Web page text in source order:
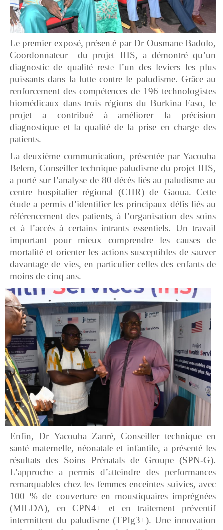
Le premier exposé, présenté par Dr Ousmane Badolo,
Coordonnateur du projet IHS, a démontré qu’un
diagnostic de qualité reste l’un des leviers les plus
puissants dans la lutte contre le paludisme. Grâce au
renforcement des compétences de 196 technologistes
biomédicaux dans trois régions du Burkina Faso, le
projet a contribué à améliorer la précision
diagnostique et la qualité de la prise en charge des
patients.
La deuxième communication, présentée par Yacouba
Belem, Conseiller technique paludisme du projet IHS,
a porté sur l’analyse de 80 décès liés au paludisme au
centre hospitalier régional (CHR) de Gaoua. Cette
étude a permis d’identifier les principaux défis liés au
référencement des patients, à l’organisation des soins
et à l’accès à certains intrants essentiels. Un travail
important pour mieux comprendre les causes de
mortalité et orienter les actions susceptibles de sauver
davantage de vies, en particulier celles des enfants de
moins de cinq ans.
Enfin, Dr Yacouba Zanré, Conseiller technique en
santé maternelle, néonatale et infantile, a présenté les
résultats des Soins Prénatals de Groupe (SPN-G).
L’approche a permis d’atteindre des performances
remarquables chez les femmes enceintes suivies, avec
100 % de couverture en moustiquaires imprégnées
(MILDA), en CPN4+ et en traitement préventif
intermittent du paludisme (TPIg3+). Une innovation